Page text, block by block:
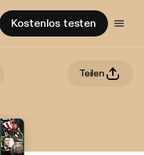
Kostenlos testen
Teilen